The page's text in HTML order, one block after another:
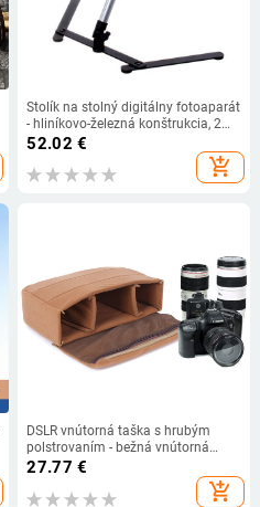
Stolík na stolný digitálny fotoaparát
- hliníkovo-železná konštrukcia, 2
sekcie, pracovná výška 200–400
52.02 €
add_shopping_cart
DSLR vnútorná taška s hrubým
polstrovaním - bežná vnútorná
taška pre digitálne fotoaparáty a
príslušenstvo - Funkcia: Zníženie
bremena; Materiál: Polyester;
27.77 €
add_shopping_cart